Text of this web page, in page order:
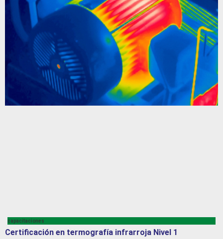
capacitaciones
Certificación en termografía infrarroja Nivel 1